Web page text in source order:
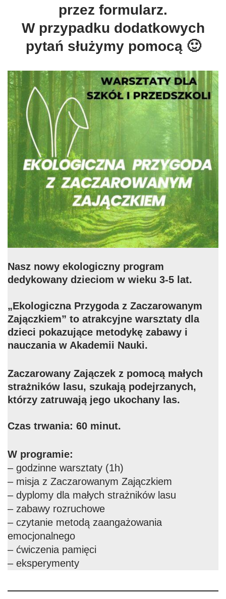
przez formularz.
W przypadku dodatkowych
pytań służymy pomocą 🙂
Nasz nowy ekologiczny program
dedykowany dzieciom w wieku 3-5 lat.
„Ekologiczna Przygoda z Zaczarowanym
Zajączkiem” to atrakcyjne warsztaty dla
dzieci pokazujące metodykę zabawy i
nauczania w Akademii Nauki.
Zaczarowany Zajączek z pomocą małych
strażników lasu, szukają podejrzanych,
którzy zatruwają jego ukochany las.
Czas trwania: 60 minut.
W programie:
– godzinne warsztaty (1h)
– misja z Zaczarowanym Zajączkiem
– dyplomy dla małych strażników lasu
– zabawy rozruchowe
– czytanie metodą zaangażowania
emocjonalnego
– ćwiczenia pamięci
– eksperymenty